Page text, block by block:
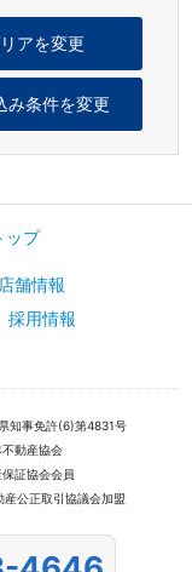
アを変更
み条件を変更
ップ
店舗情報
採用情報
知事免許(6)第4831号
動産協会
証協会会員
産公正取引協議会加盟